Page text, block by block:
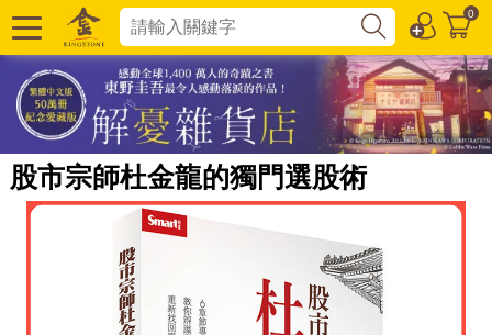
0
股市宗師杜金龍的獨門選股術